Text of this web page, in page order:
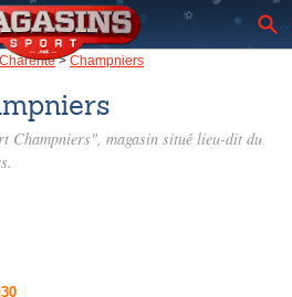
Charente>Champniers
Champniers", magasin situé lieu-dit du